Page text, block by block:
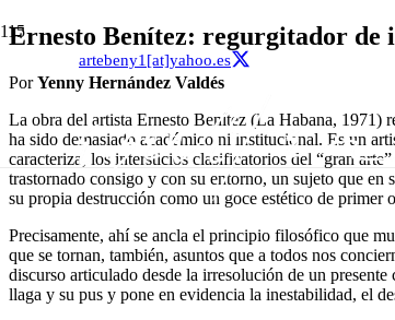
artebeny1[at]yahoo.es
Ernesto Benítez: regurgitador de
PorYenny Hernández Valdés
La obra del artista Ernesto Benítez (La Habana, 1971)
ha sido demasiado académico ni institucional. Es un
caracteriza, los intersticios clasificatorios del “gran
trastornado consigo y con su entorno, un sujeto que
su propia destrucción como un goce estético de primer
Precisamente, ahí se ancla el principio filosófico que
que se tornan, también, asuntos que a todos nos
discurso articulado desde la irresolución de un
llaga y su pus y pone en evidencia la inestabilidad, el